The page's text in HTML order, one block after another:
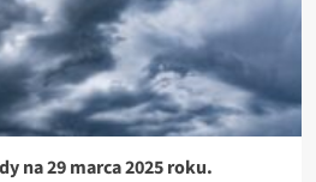
na 29 marca 2025 roku.